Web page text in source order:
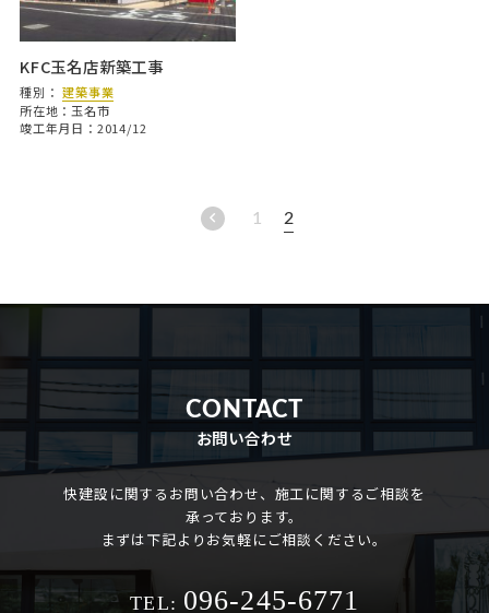
KFC玉名店新築工事
種別：建築事業
所在地：玉名市
竣工年月日：2014/12
chevron_left 1 2
CONTACT
お問い合わせ
快建設に関するお問い合わせ、施工に関するご相談を
承っております。
まずは下記よりお気軽にご相談ください。
TEL: 096-245-6771